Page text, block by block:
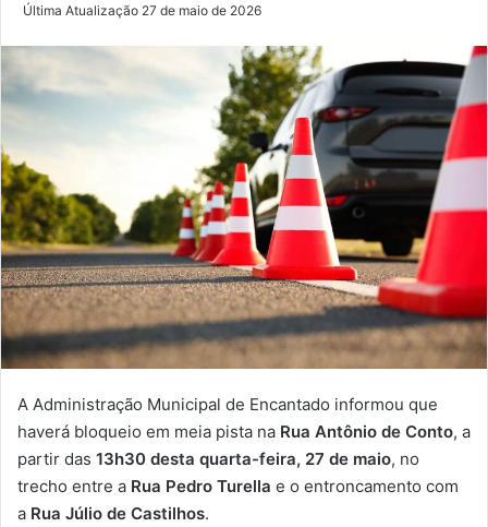
Última Atualização 27 de maio de 2026
A Administração Municipal de Encantado informou que
haverá bloqueio em meia pista na Rua Antônio de Conto, a
partir das 13h30 desta quarta-feira, 27 de maio, no
trecho entre a Rua Pedro Turella e o entroncamento com
a Rua Júlio de Castilhos.